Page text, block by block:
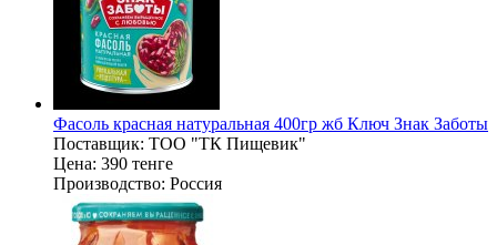
Фасоль красная натуральная 400гр жб Ключ Знак Заботы
Поставщик: ТОО "ТК Пищевик"
Цена: 390 тенге
Производство: Россия